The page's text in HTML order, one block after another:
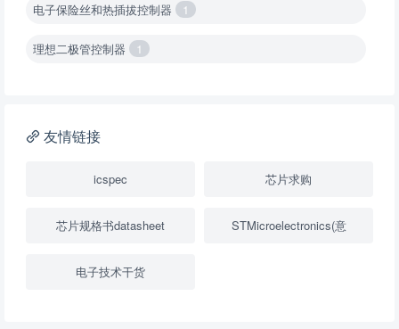
电子保险丝和热插拔控制器 1
理想二极管控制器 1
降压转换器（继承开关）
USB隔离器 1
友情链接
icspec 芯片求购
芯片规格书datasheet STMicroelectronics(意
电子技术干货